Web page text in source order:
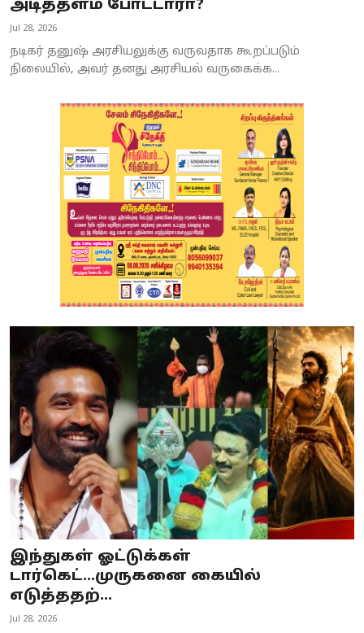
அடித்தளம் போட்டாரா?
Jul 28, 2026
நடிகர் தனுஷ் அரசியலுக்கு வருவதாக கூறப்படும்
நிலையில், அவர் தனது அரசியல் வருகைக்க...
இந்துகள் ஓட்டுக்கள்
டார்கெட்...முருகனை கையில்
எடுத்ததற்...
Jul 28, 2026